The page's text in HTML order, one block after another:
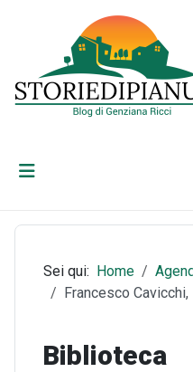
Sei qui: Home
Francesco
Biblioteca